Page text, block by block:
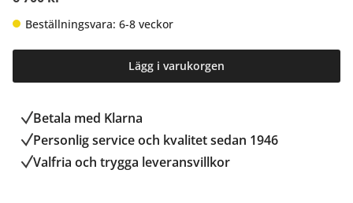
Beställningsvara: 6-8 veckor
Lägg i varukorgen
Betala med Klarna
Personlig service och kvalitet sedan 1946
Valfria och trygga leveransvillkor